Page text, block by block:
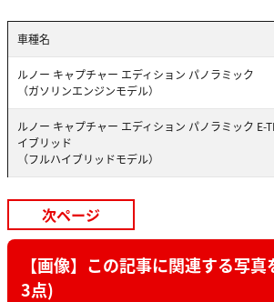
車種名
ルノー キャプチャー エディション パノラミック
（ガソリンエンジンモデル）
ルノー キャプチャー エディション パノラミック E-
イブリッド
（フルハイブリッドモデル）
次ページ
【画像】この記事に関連する写
3点)